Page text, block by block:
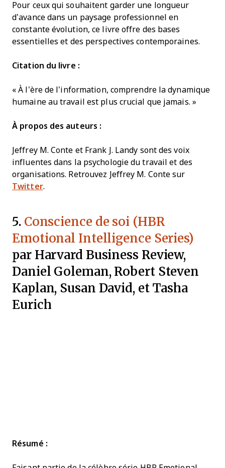
Pour ceux qui souhaitent garder une longueur
d’avance dans un paysage professionnel en
constante évolution, ce livre offre des bases
essentielles et des perspectives contemporaines.
Citation du livre :
« À l’ère de l’information, comprendre la dynamique
humaine au travail est plus crucial que jamais. »
À propos des auteurs :
Jeffrey M. Conte et Frank J. Landy sont des voix
influentes dans la psychologie du travail et des
organisations. Retrouvez Jeffrey M. Conte sur
Twitter.
5. Conscience de soi (HBR
Emotional Intelligence Series)
par Harvard Business Review,
Daniel Goleman, Robert Steven
Kaplan, Susan David, et Tasha
Eurich
Résumé :